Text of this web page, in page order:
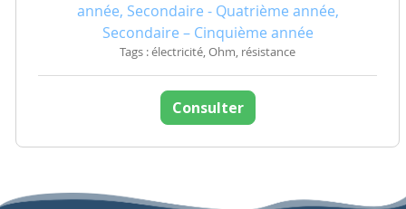
année, Secondaire - Quatrième année,
Secondaire – Cinquième année
Tags : électricité, Ohm, résistance
Consulter